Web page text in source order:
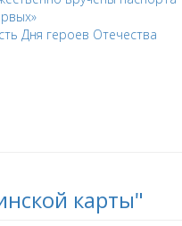
Дня героев Отечества
карты"